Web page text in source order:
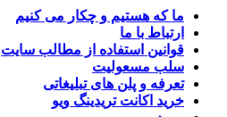
ما که هستیم و چکار می کنیم
ارتباط با ما
قوانین استفاده از مطالب سایت
سلب مسعولیت
تعرفه و پلن های تبلیغاتی
خرید اکانت تریدینگ ویو